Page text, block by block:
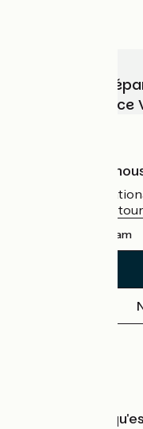
Choisissez,
vélo avec
Qui sommes-
L'association
guide officiel du
Instagram
Accueil Vélo